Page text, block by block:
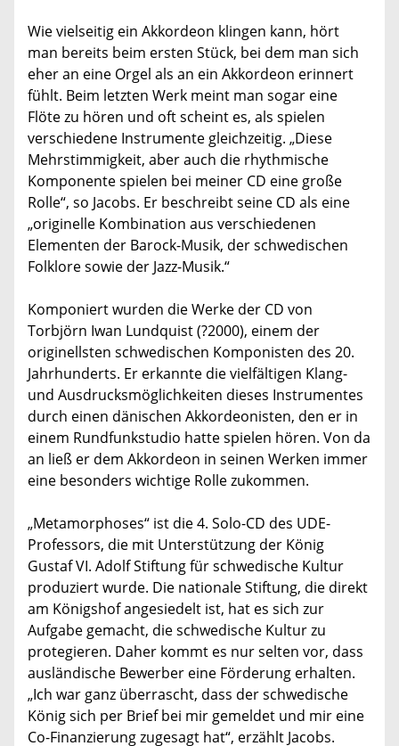
Wie vielseitig ein Akkordeon klingen kann, hört
man bereits beim ersten Stück, bei dem man sich
eher an eine Orgel als an ein Akkordeon erinnert
fühlt. Beim letzten Werk meint man sogar eine
Flöte zu hören und oft scheint es, als spielen
verschiedene Instrumente gleichzeitig. „Diese
Mehrstimmigkeit, aber auch die rhythmische
Komponente spielen bei meiner CD eine große
Rolle“, so Jacobs. Er beschreibt seine CD als eine
„originelle Kombination aus verschiedenen
Elementen der Barock-Musik, der schwedischen
Folklore sowie der Jazz-Musik.“
Komponiert wurden die Werke der CD von
Torbjörn Iwan Lundquist (?2000), einem der
originellsten schwedischen Komponisten des 20.
Jahrhunderts. Er erkannte die vielfältigen Klang-
und Ausdrucksmöglichkeiten dieses Instrumentes
durch einen dänischen Akkordeonisten, den er in
einem Rundfunkstudio hatte spielen hören. Von da
an ließ er dem Akkordeon in seinen Werken immer
eine besonders wichtige Rolle zukommen.
„Metamorphoses“ ist die 4. Solo-CD des UDE-
Professors, die mit Unterstützung der König
Gustaf VI. Adolf Stiftung für schwedische Kultur
produziert wurde. Die nationale Stiftung, die direkt
am Königshof angesiedelt ist, hat es sich zur
Aufgabe gemacht, die schwedische Kultur zu
protegieren. Daher kommt es nur selten vor, dass
ausländische Bewerber eine Förderung erhalten.
„Ich war ganz überrascht, dass der schwedische
König sich per Brief bei mir gemeldet und mir eine
Co-Finanzierung zugesagt hat“, erzählt Jacobs.